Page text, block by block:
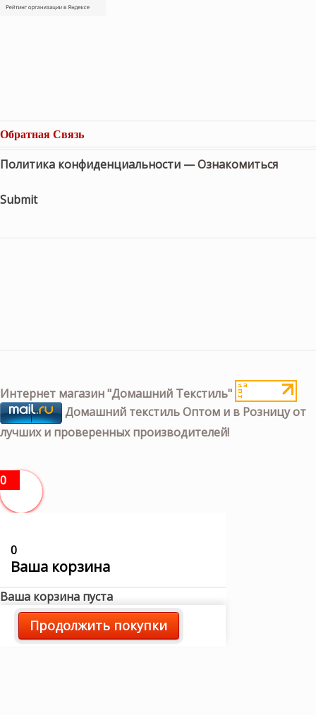
Обратная Связь
Политика конфиденциальности —Ознакомиться
Submit
Интернет магазин "Домашний Текстиль"
Домашний текстиль Оптом и в Розницу от
лучших и проверенных производителей!
0
0
Ваша корзина
Ваша корзина пуста
Продолжить покупки